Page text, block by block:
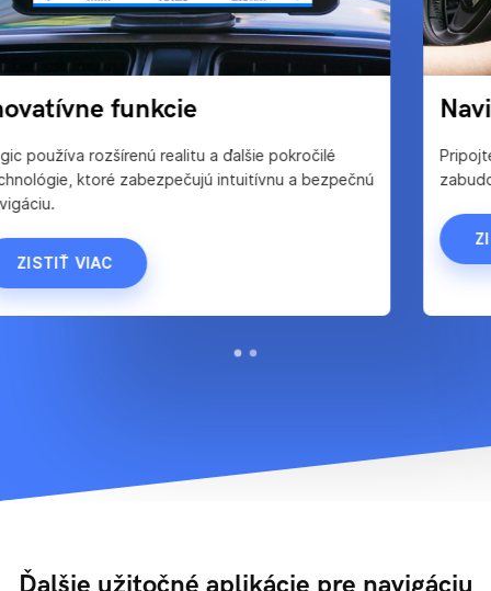
Inovatívne funkcie
Sygic používa rozšírenú realitu a ďalšie pokročilé
technológie, ktoré zabezpečujú intuitívnu a bezpečnú
navigáciu.
ZISTIŤ VIAC